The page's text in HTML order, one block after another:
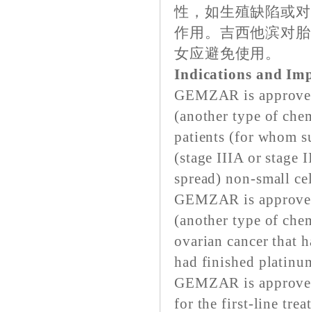
性，如生殖缺陷或
作用。吉西他滨对
女应避免使用。
Indications and
GEMZAR is
(another type of
patients (for whom
(stage IIIA or stage
spread) non-small
GEMZAR is
(another type of
ovarian cancer that
had finished
GEMZAR is
for the first-line